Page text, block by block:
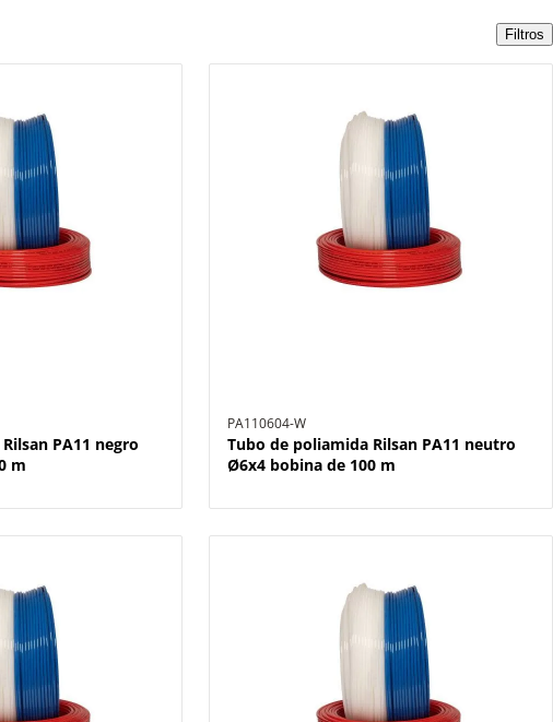
Filtros
PA11 negro
m
PA110604-W
Tubo de poliamida Rilsan PA11 neutro
Ø6x4 bobina de 100 m